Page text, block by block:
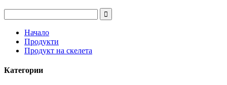
Начало
Продукти
Продукт на скелета
Категории